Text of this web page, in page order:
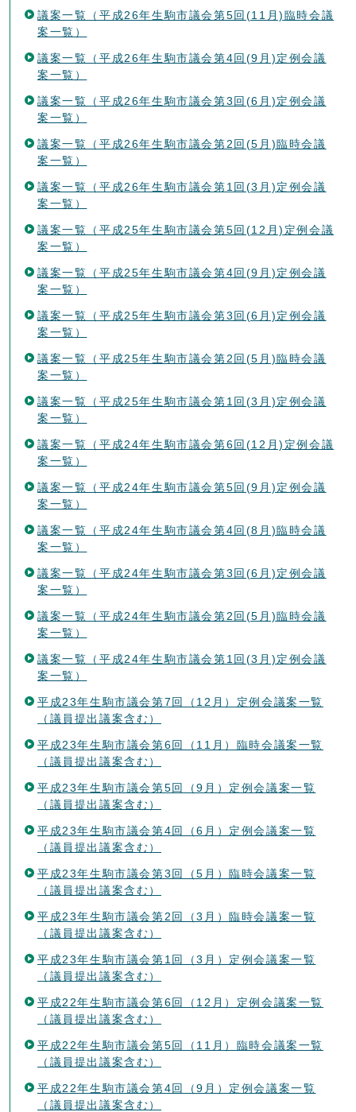
議案一覧（平成26年生駒市議会第5回(11月)臨時会議
案一覧）
議案一覧（平成26年生駒市議会第4回(9月)定例会議
案一覧）
議案一覧（平成26年生駒市議会第3回(6月)定例会議
案一覧）
議案一覧（平成26年生駒市議会第2回(5月)臨時会議
案一覧）
議案一覧（平成26年生駒市議会第1回(3月)定例会議
案一覧）
議案一覧（平成25年生駒市議会第5回(12月)定例会議
案一覧）
議案一覧（平成25年生駒市議会第4回(9月)定例会議
案一覧）
議案一覧（平成25年生駒市議会第3回(6月)定例会議
案一覧）
議案一覧（平成25年生駒市議会第2回(5月)臨時会議
案一覧）
議案一覧（平成25年生駒市議会第1回(3月)定例会議
案一覧）
議案一覧（平成24年生駒市議会第6回(12月)定例会議
案一覧）
議案一覧（平成24年生駒市議会第5回(9月)定例会議
案一覧）
議案一覧（平成24年生駒市議会第4回(8月)臨時会議
案一覧）
議案一覧（平成24年生駒市議会第3回(6月)定例会議
案一覧）
議案一覧（平成24年生駒市議会第2回(5月)臨時会議
案一覧）
議案一覧（平成24年生駒市議会第1回(3月)定例会議
案一覧）
平成23年生駒市議会第7回（12月）定例会議案一覧
（議員提出議案含む）
平成23年生駒市議会第6回（11月）臨時会議案一覧
（議員提出議案含む）
平成23年生駒市議会第5回（9月）定例会議案一覧
（議員提出議案含む）
平成23年生駒市議会第4回（6月）定例会議案一覧
（議員提出議案含む）
平成23年生駒市議会第3回（5月）臨時会議案一覧
（議員提出議案含む）
平成23年生駒市議会第2回（3月）臨時会議案一覧
（議員提出議案含む）
平成23年生駒市議会第1回（3月）定例会議案一覧
（議員提出議案含む）
平成22年生駒市議会第6回（12月）定例会議案一覧
（議員提出議案含む）
平成22年生駒市議会第5回（11月）臨時会議案一覧
（議員提出議案含む）
平成22年生駒市議会第4回（9月）定例会議案一覧
（議員提出議案含む）